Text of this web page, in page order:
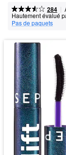
284 |
Hautement évalué
Pas de paquets